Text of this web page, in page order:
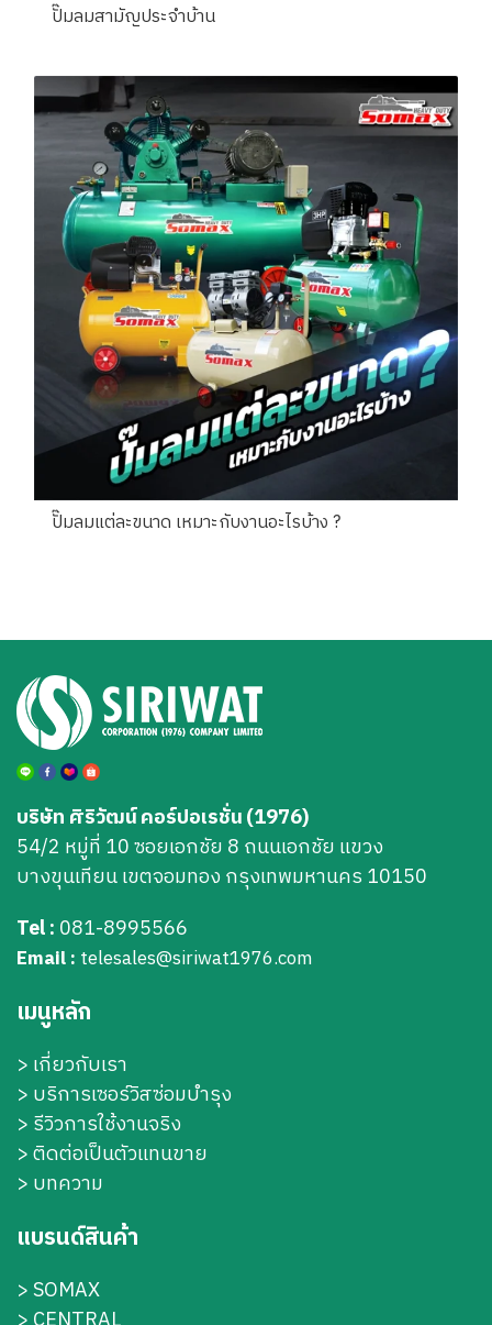
ปั๊มลมสามัญประจำบ้าน
ปั๊มลมแต่ละขนาด เหมาะกับงานอะไรบ้าง ?
บริษัท ศิริวัฒน์ คอร์ปอเรชั่น (1976)
54/2 หมู่ที่ 10 ซอยเอกชัย 8 ถนนเอกชัย แขวง
บางขุนเทียน เขตจอมทอง กรุงเทพมหานคร 10150
Tel : 081-8995566
Email : telesales@siriwat1976.com
เมนูหลัก
> เกี่ยวกับเรา
> บริการเซอร์วิสซ่อมบำรุง
> รีวิวการใช้งานจริง
> ติดต่อเป็นตัวแทนขาย
> บทความ
แบรนด์สินค้า
>SOMAX